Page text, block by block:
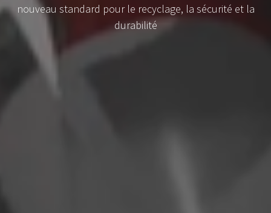
nouveau standard pour le recyclage, la sécurité et la
durabilité